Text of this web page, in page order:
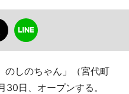
のしのちゃん」（宮代町
日、オープンする。